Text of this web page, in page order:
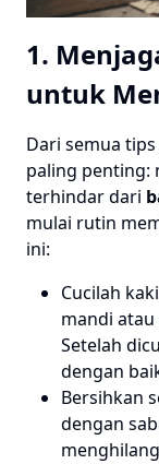
1.
untuk
Dari semua
paling penting:
terhindar dari
mulai rutin
ini:
Cucilah
mandi
Setelah
dengan
Bersihkan
dengan